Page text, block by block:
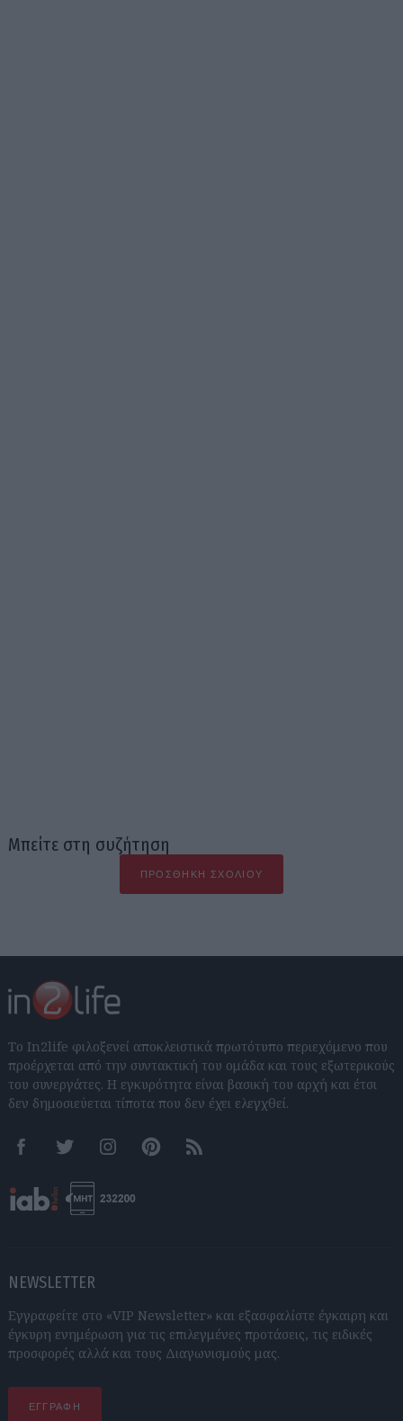
Μπείτε στη συζήτηση
ΠΡΟΣΘΉΚΗ ΣΧΟΛΊΟΥ
Το In2life φιλοξενεί αποκλειστικά πρωτότυπο περιεχόμενο που
προέρχεται από την συντακτική του ομάδα και τους εξωτερικούς
του συνεργάτες. Η εγκυρότητα είναι βασική του αρχή και έτσι
δεν δημοσιεύεται τίποτα που δεν έχει ελεγχθεί.
FacebookTwitter InstagramPinterestRSS feeds
NEWSLETTER
Εγγραφείτε στο «VIP Newsletter» και εξασφαλίστε έγκαιρη και
έγκυρη ενημέρωση για τις επιλεγμένες προτάσεις, τις ειδικές
προσφορές αλλά και τους Διαγωνισμούς μας.
ΕΓΓΡΑΦΗ